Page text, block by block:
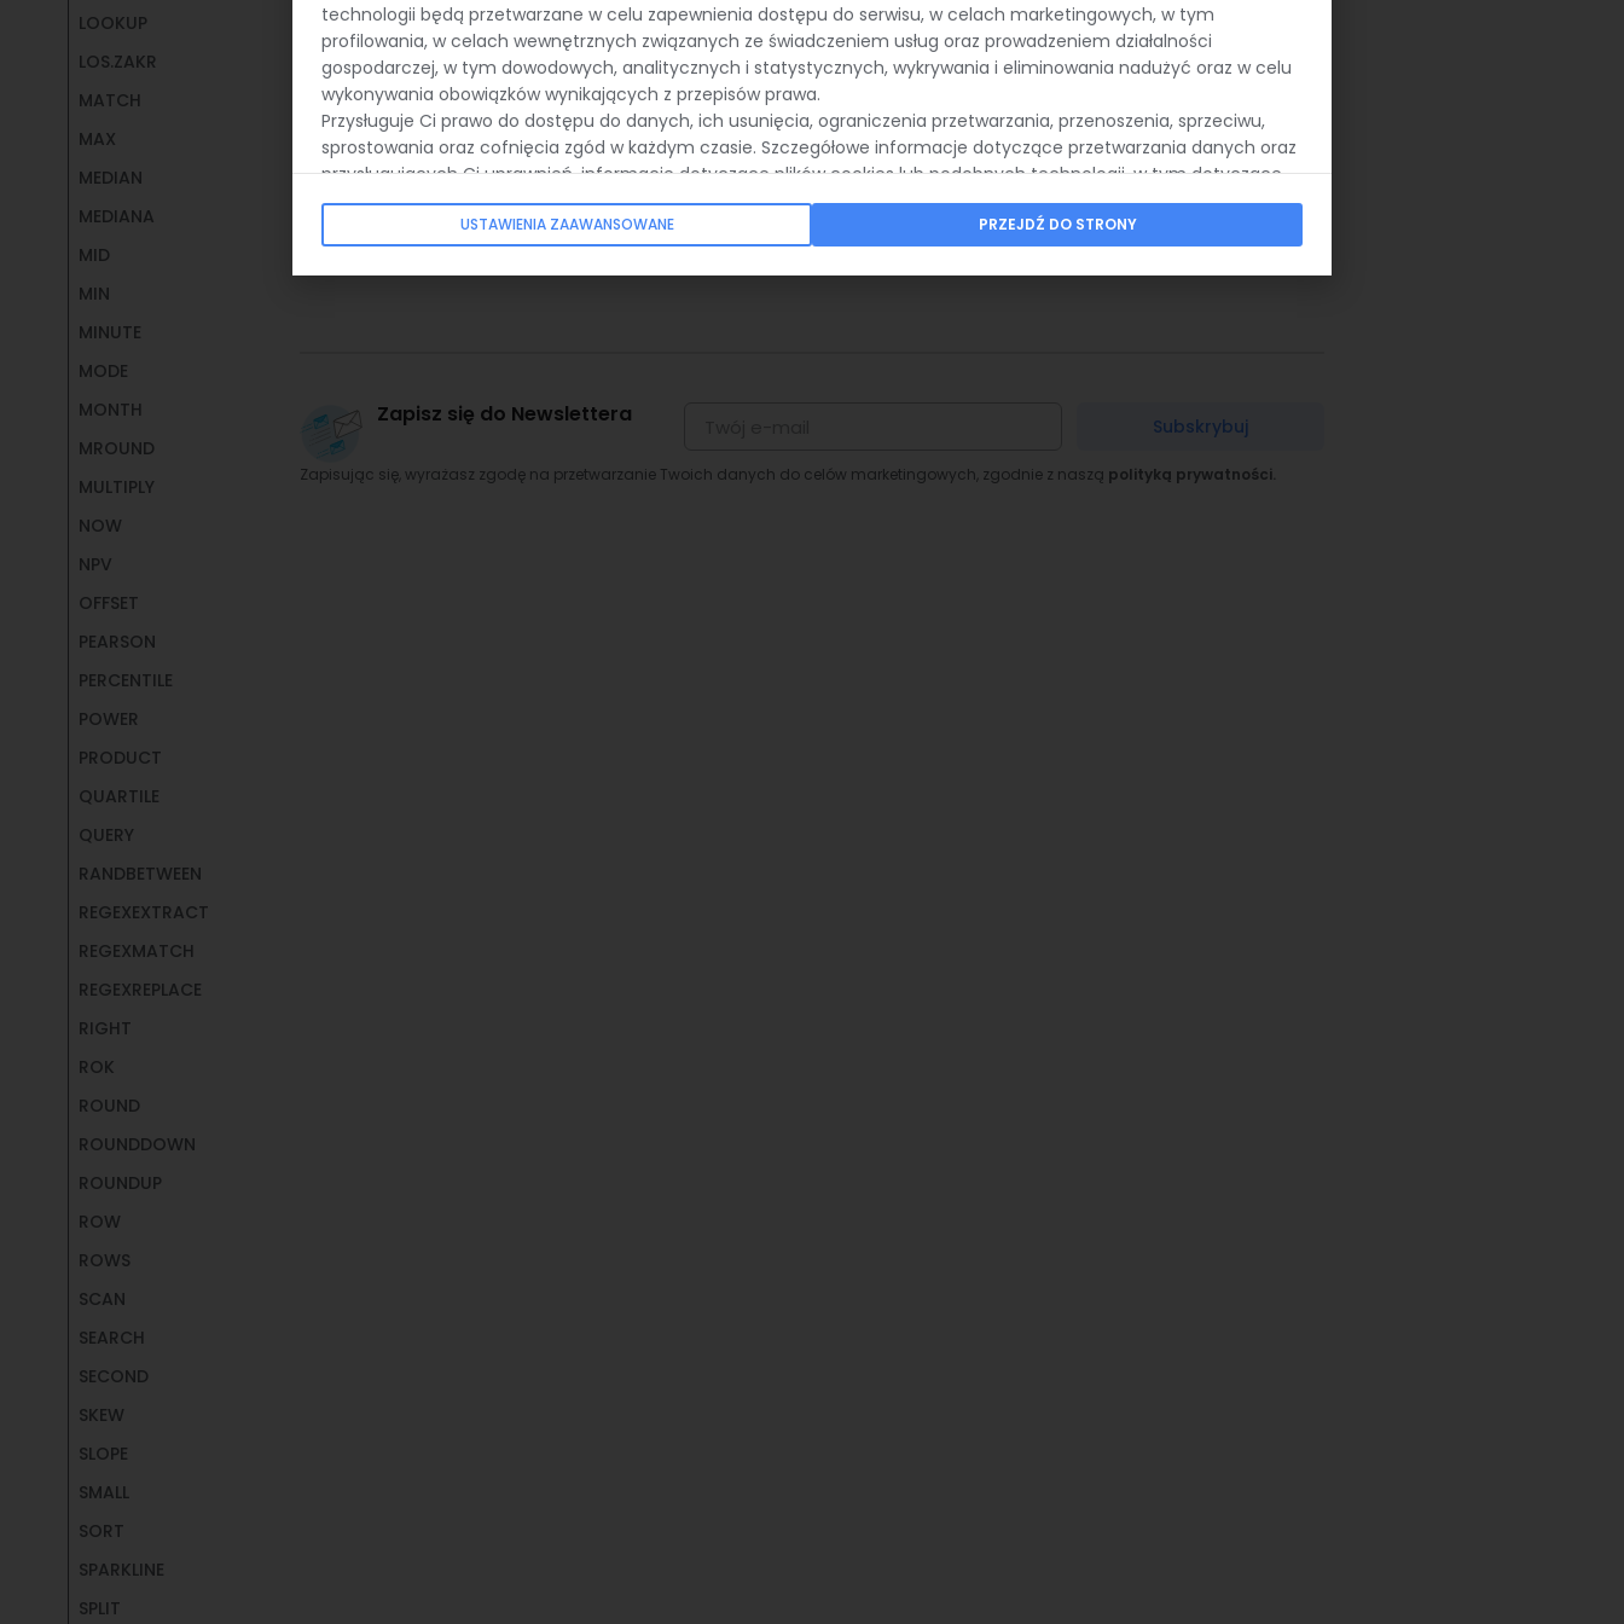
Innym błędem, który może wystąpić, jest błąd #REF!. Błąd ten pojawia się, gdy formuła SPLIT
próbuje odwołać się do komórki, która nie istnieje.
Przydatne Linki
Zapisz się do Newslettera Subskrybuj
Zapisując się, wyrażasz zgodę na przetwarzanie Twoich danych do celów marketingowych, zgodnie z naszą polityką prywatności.
LOOKUP
LOS.ZAKR
MATCH
MAX
MEDIAN
MEDIANA
MID
MIN
MINUTE
MODE
MONTH
MROUND
MULTIPLY
NOW
NPV
OFFSET
PEARSON
PERCENTILE
POWER
PRODUCT
QUARTILE
QUERY
RANDBETWEEN
REGEXEXTRACT
REGEXMATCH
REGEXREPLACE
RIGHT
ROK
ROUND
ROUNDDOWN
ROUNDUP
ROW
ROWS
SCAN
SEARCH
SECOND
SKEW
SLOPE
SMALL
SORT
SPARKLINE
SPLIT
technologii będą przetwarzane w celu zapewnienia dostępu do serwisu, w celach marketingowych, w tym
profilowania, w celach wewnętrznych związanych ze świadczeniem usług oraz prowadzeniem działalności
gospodarczej, w tym dowodowych, analitycznych i statystycznych, wykrywania i eliminowania nadużyć oraz w celu
wykonywania obowiązków wynikających z przepisów prawa.
Przysługuje Ci prawo do dostępu do danych, ich usunięcia, ograniczenia przetwarzania, przenoszenia, sprzeciwu,
sprostowania oraz cofnięcia zgód w każdym czasie. Szczegółowe informacje dotyczące przetwarzania danych oraz
przysługujących Ci uprawnień, informacje dotyczące plików cookies lub podobnych technologii, w tym dotyczące
możliwości zarządzania ustawieniami prywatności, znajdują się wPolityce Prywatności.
USTAWIENIA ZAAWANSOWANE PRZEJDŹ DO STRONY